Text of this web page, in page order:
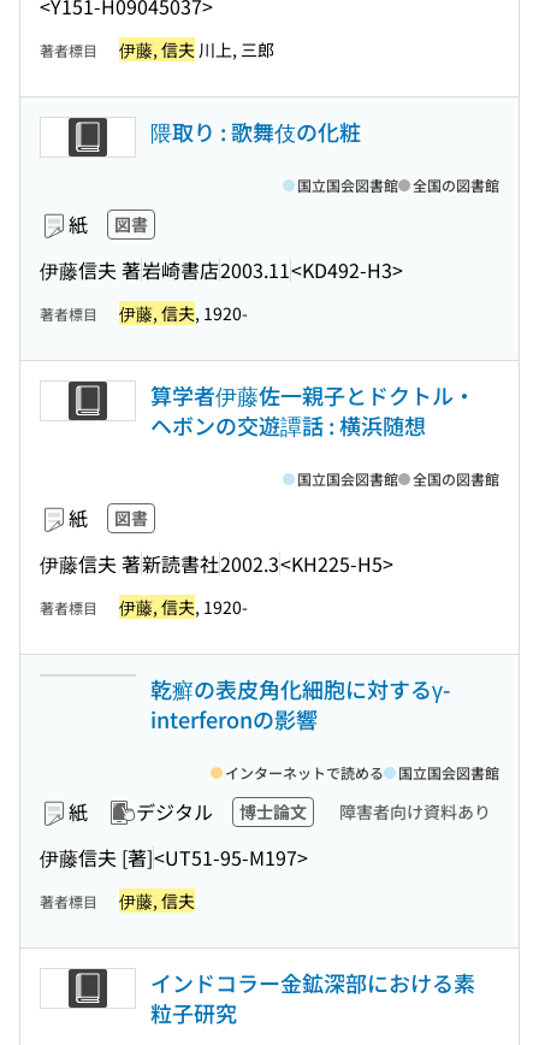
<Y151-H09045037>
著者標目 伊藤, 信夫 川上, 三郎
隈取り : 歌舞伎の化粧
紙 図書
伊藤信夫 著岩崎書店2003.11<KD492-H3>
国立国会図書館 全国の図書館
著者標目 伊藤, 信夫, 1920-
算学者伊藤佐一親子とドクトル・
ヘボンの交遊譚話 : 横浜随想
紙 図書
伊藤信夫 著新読書社2002.3<KH225-H5>
国立国会図書館 全国の図書館
著者標目 伊藤, 信夫, 1920-
乾癬の表皮角化細胞に対するγ-
interferonの影響
紙 デジタル 博士論文 障害者向け資料あり
伊藤信夫 [著]<UT51-95-M197>
インターネットで読める 国立国会図書館
著者標目 伊藤, 信夫
インドコラー金鉱深部における素
粒子研究